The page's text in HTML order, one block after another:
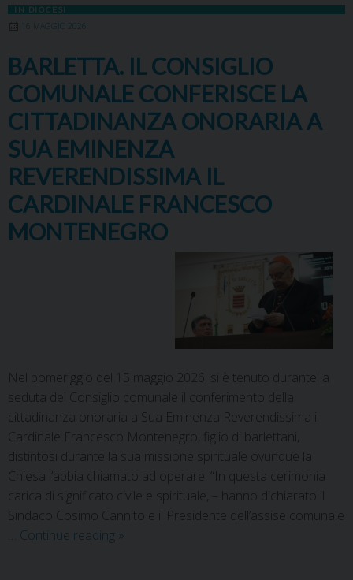
IN DIOCESI
16 MAGGIO 2026
BARLETTA. IL CONSIGLIO
COMUNALE CONFERISCE LA
CITTADINANZA ONORARIA A
SUA EMINENZA
REVERENDISSIMA IL
CARDINALE FRANCESCO
MONTENEGRO
Nel pomeriggio del 15 maggio 2026, si è tenuto durante la
seduta del Consiglio comunale il conferimento della
cittadinanza onoraria a Sua Eminenza Reverendissima il
Cardinale Francesco Montenegro, figlio di barlettani,
distintosi durante la sua missione spirituale ovunque la
Chiesa l’abbia chiamato ad operare. “In questa cerimonia
carica di significato civile e spirituale, – hanno dichiarato il
Sindaco Cosimo Cannito e il Presidente dell’assise comunale
Continue reading »